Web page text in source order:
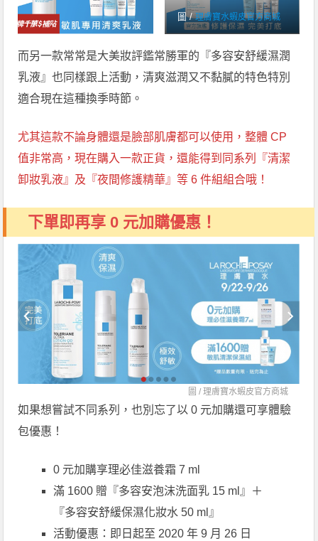
圖 /理膚寶水蝦皮官方商城
而另一款常常是大美妝評鑑常勝軍的『多容安舒緩濕潤
乳液』也同樣跟上活動，清爽滋潤又不黏膩的特色特別
適合現在這種換季時節。
尤其這款不論身體還是臉部肌膚都可以使用，整體 CP
值非常高，現在購入一款正貨，還能得到同系列『清潔
卸妝乳液』及『夜間修護精華』等 6 件組組合哦！
下單即再享 0 元加購優惠！
圖 /理膚寶水蝦皮官方商城
如果想嘗試不同系列，也別忘了以 0 元加購還可享體驗
包優惠！
0 元加購享理必佳滋養霜 7 ml
滿 1600 贈『多容安泡沫洗面乳 15 ml』＋
『多容安舒緩保濕化妝水 50 ml』
活動優惠：即日起至 2020 年 9 月 26 日